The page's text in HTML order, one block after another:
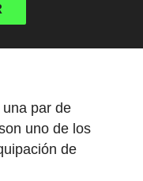
par de
uno de los
de